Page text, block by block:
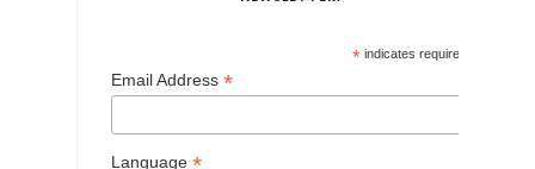
*indicates required
Email Address *
Language